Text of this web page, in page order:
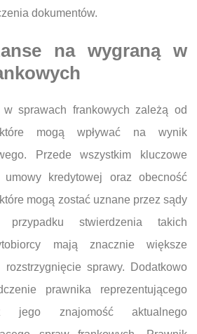
dokumentów.
na wygraną w
sprawach frankowych zależą od
mogą wpływać na wynik
Przede wszystkim kluczowe
kredytowej oraz obecność
mogą zostać uznane przez sądy
stwierdzenia takich
mają znacznie większe
sprawy. Dodatkowo
prawnika reprezentującego
jego znajomość aktualnego